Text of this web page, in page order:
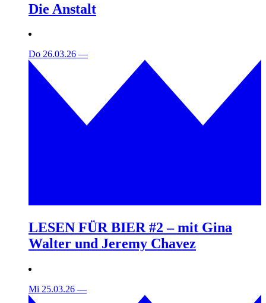
Die Anstalt
Do 26.03.26 —
LESEN FÜR BIER #2 – mit Gina
Walter und Jeremy Chavez
Mi 25.03.26 —